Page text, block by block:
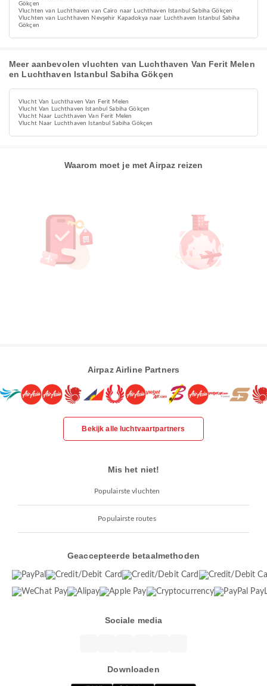
Gökçen
Vluchten van Luchthaven van Caïro naar Luchthaven Istanbul Sabiha Gökçen
Vluchten van Luchthaven Nevşehir Kapadokya naar Luchthaven Istanbul Sabiha
Gökçen
Meer aanbevolen vluchten van Luchthaven Van Ferit Melen
en Luchthaven Istanbul Sabiha Gökçen
Vlucht Van Luchthaven Van Ferit Melen
Vlucht Van Luchthaven Istanbul Sabiha Gökçen
Vlucht Naar Luchthaven Van Ferit Melen
Vlucht Naar Luchthaven Istanbul Sabiha Gökçen
Waarom moet je met Airpaz reizen
Airpaz Airline Partners
Bekijk alle luchtvaartpartners
Mis het niet!
Populairste vluchten
Populairste routes
Geaccepteerde betaalmethoden
Sociale media
Downloaden